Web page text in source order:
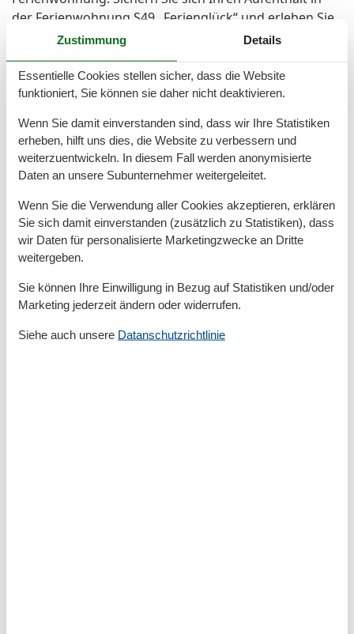
der Ferienwohnung S49 „Ferienglück“ und erleben Sie
die Schönheit von Graal-Müritz hautnah. Wir freuen
heißen. - Nichtraucherwohnung, Tiere auf Anfrage
Bitte berücksichtigen Sie, dass Buchungen bei Anreise
sollten!
Raumaufteilung
Schlafzimmer, 2 Personen
Kleiderschrank
Kleines Doppelbett
Wohnzimmer, 2 Personen
Kleiderschrank
Kleine Doppelcouch
Gesamte Ausstattung
Zustimmung Details
Essentielle Cookies stellen sicher, dass die Website
funktioniert, Sie können sie daher nicht deaktivieren.
Wenn Sie damit einverstanden sind, dass wir Ihre Statistiken
erheben, hilft uns dies, die Website zu verbessern und
weiterzuentwickeln. In diesem Fall werden anonymisierte
Daten an unsere Subunternehmer weitergeleitet.
Wenn Sie die Verwendung aller Cookies akzeptieren, erklären
Sie sich damit einverstanden (zusätzlich zu Statistiken), dass
wir Daten für personalisierte Marketingzwecke an Dritte
weitergeben.
Sie können Ihre Einwilligung in Bezug auf Statistiken und/oder
Marketing jederzeit ändern oder widerrufen.
Siehe auch unsere Datanschutzrichtlinie